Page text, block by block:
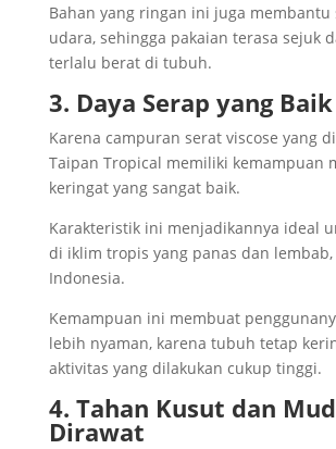
Bahan yang ringan ini juga membantu
udara, sehingga pakaian terasa sejuk
terlalu berat di tubuh.
3. Daya Serap yang Baik
Karena campuran serat viscose yang
Taipan Tropical memiliki kemampuan
keringat yang sangat baik.
Karakteristik ini menjadikannya ideal
di iklim tropis yang panas dan
Indonesia.
Kemampuan ini membuat
lebih nyaman, karena tubuh tetap
aktivitas yang dilakukan cukup tinggi.
4. Tahan Kusut dan
Dirawat